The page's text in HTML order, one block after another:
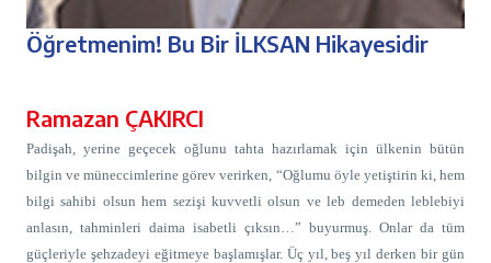
Öğretmenim! Bu Bir İLKSAN Hikayesidir
Ramazan ÇAKIRCI
Padişah, yerine geçecek oğlunu tahta hazırlamak için ülkenin bütün
bilgin ve müneccimlerine görev verirken, “Oğlumu öyle yetiştirin ki, hem
bilgi sahibi olsun hem sezişi kuvvetli olsun ve leb demeden leblebiyi
anlasın, tahminleri daima isabetli çıksın…” buyurmuş. Onlar da tüm
güçleriyle şehzadeyi eğitmeye başlamışlar. Üç yıl, beş yıl derken bir gün